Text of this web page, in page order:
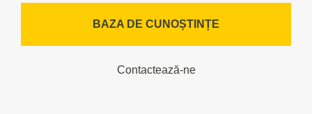
BAZA DE CUNOȘTINȚE
Contactează-ne